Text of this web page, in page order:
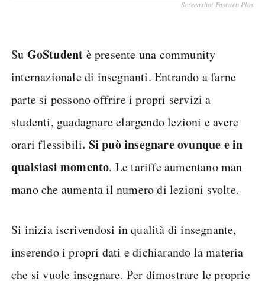
Screenshot Fastweb Plus
Su GoStudent è presente una community
internazionale di insegnanti. Entrando a farne
parte si possono offrire i propri servizi a
studenti, guadagnare elargendo lezioni e avere
orari flessibili. Si può insegnare ovunque e in
qualsiasi momento. Le tariffe aumentano man
mano che aumenta il numero di lezioni svolte.
Si inizia iscrivendosi in qualità di insegnante,
inserendo i propri dati e dichiarando la materia
che si vuole insegnare. Per dimostrare le proprie